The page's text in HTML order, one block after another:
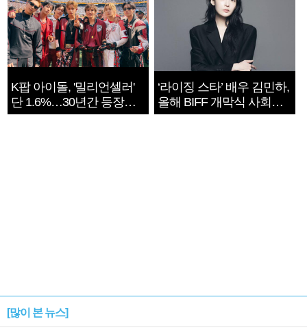
K팝 아이돌, '밀리언셀러'
단 1.6%…30년간 등장
1182개팀 전수조사
‘라이징 스타’ 배우 김민하,
올해 BIFF 개막식 사회자
확정
[많이 본 뉴스]